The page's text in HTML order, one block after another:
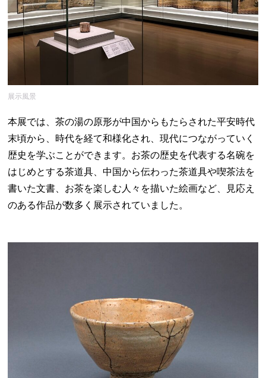
展示風景
本展では、茶の湯の原形が中国からもたらされた平安時代
末頃から、時代を経て和様化され、現代につながっていく
歴史を学ぶことができます。お茶の歴史を代表する名碗を
はじめとする茶道具、中国から伝わった茶道具や喫茶法を
書いた文書、お茶を楽しむ人々を描いた絵画など、見応え
のある作品が数多く展示されていました。